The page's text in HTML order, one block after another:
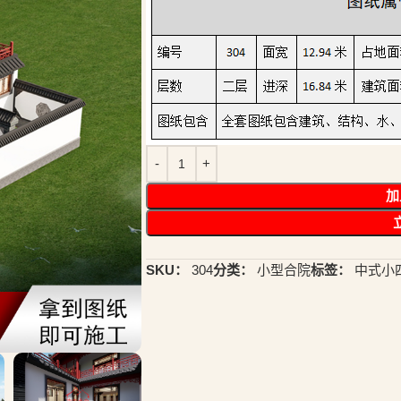
SKU： 304分类： 小型合院标签： 中式小